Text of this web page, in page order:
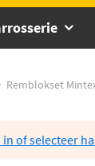
Remblokset
in of selecteer